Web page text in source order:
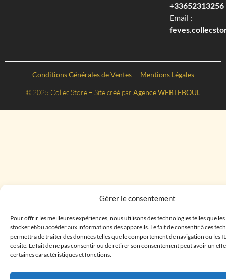
Gérer le consentement
Pour offrir les meilleures expériences, nous utilisons des technologies telles que
stocker et/ou accéder aux informations des appareils. Le fait de consentir à ces
permettra de traiter des données telles que le comportement de navigation ou les
ce site. Le fait de ne pas consentir ou de retirer son consentement peut avoir un
certaines caractéristiques et fonctions.
+33652313256‬
Email :
Conditions Générales de Ventes – Mentions Légales
© 2025 Collec Store – Site créé par Agence WEBTEBOUL